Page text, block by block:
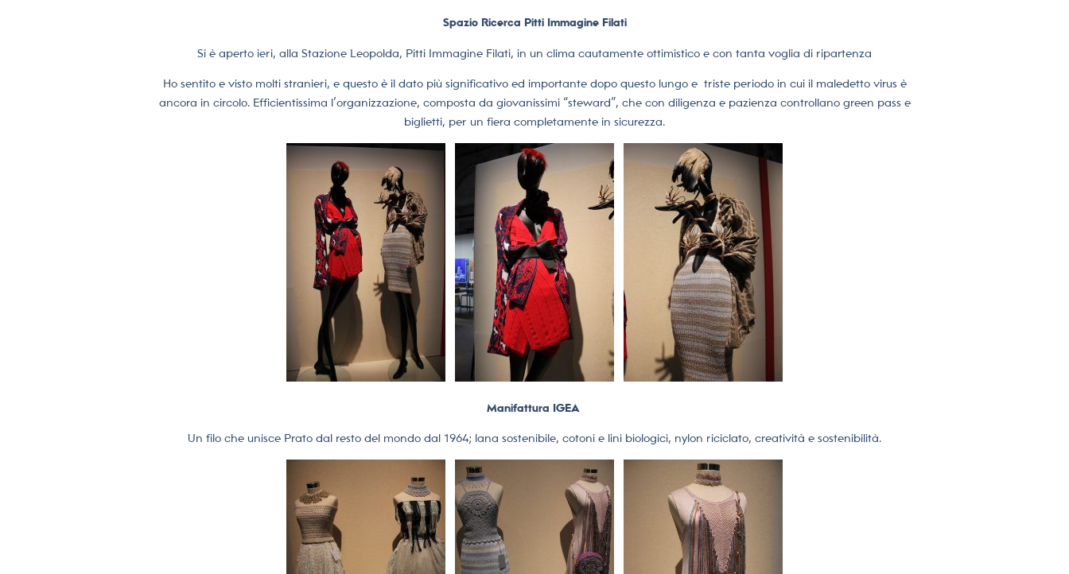
Spazio Ricerca Pitti Immagine Filati
Si è aperto ieri, alla Stazione Leopolda, Pitti Immagine Filati, in un clima cautamente ottimistico e con tanta voglia di ripartenza
Ho sentito e visto molti stranieri, e questo è il dato più significativo ed importante dopo questo lungo e triste periodo in cui il maledetto virus è
ancora in circolo. Efficientissima l’organizzazione, composta da giovanissimi “steward”, che con diligenza e pazienza controllano green pass e
biglietti, per un fiera completamente in sicurezza.
Manifattura IGEA
Un filo che unisce Prato dal resto del mondo dal 1964; lana sostenibile, cotoni e lini biologici, nylon riciclato, creatività e sostenibilità.